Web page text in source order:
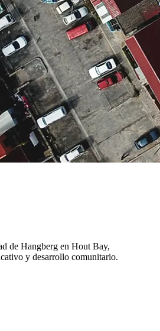
de Hangberg en Hout Bay,
y desarrollo comunitario.